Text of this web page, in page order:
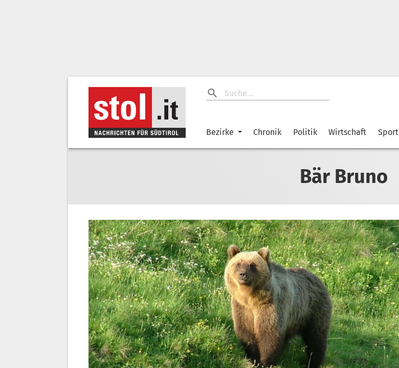
Bezirke Chronik Politik Wirtschaft Sport
Bär Bruno